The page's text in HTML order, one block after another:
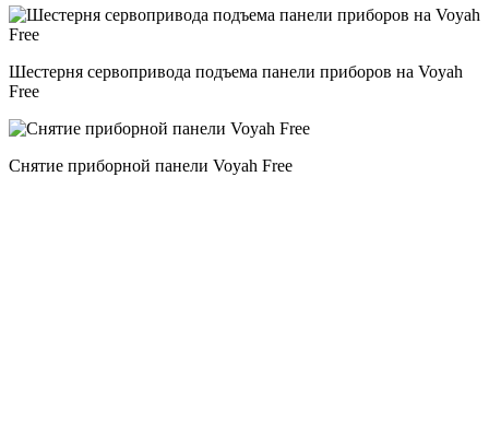
Шестерня сервопривода подъема панели приборов на Voyah
Free
Снятие приборной панели Voyah Free